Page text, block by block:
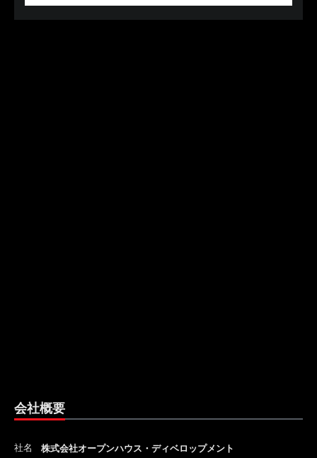
会社概要
社名 株式会社オープンハウス・ディベロップメント